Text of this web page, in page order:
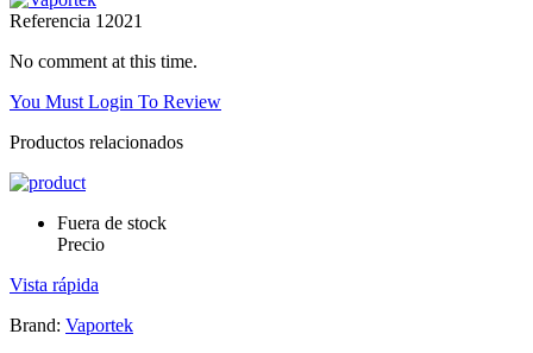
Referencia 12021
No comment at this time.
You Must Login To Review
Productos relacionados
Fuera de stock
Precio
Vista rápida
Brand: Vaportek